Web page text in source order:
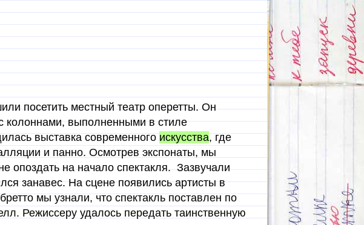
посетить местный театр оперетты. Он
колоннами, выполненными в стиле
выставка современногоискусства, где
и панно. Осмотрев экспонаты, мы
опоздать на начало спектакля. Зазвучали
занавес. На сцене появились артисты в
мы узнали, что спектакль поставлен по
Режиссеру удалось передать таинственную